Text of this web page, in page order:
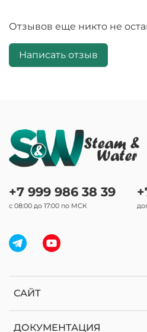
Отзывов еще никто не
Написать отзыв
САЙТ
ДОКУМЕНТАЦИЯ
+7 999 986 38 39
с 08:00 до 17:00 по МСК